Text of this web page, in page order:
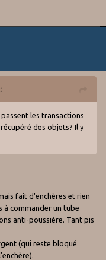
les transactions
des objets? Il y
fait d'enchères et rien
à commander un tube
anti-poussière. Tant pis
(qui reste bloqué